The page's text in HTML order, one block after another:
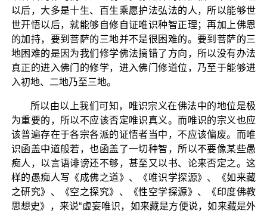
以后，大多是十生、百生乘愿护法弘法的人，所以能够世
世开悟以后，就能够自修自证唯识种智正理；再加上佛恩
的加持，要到菩萨的三地并不是很困难的。要到菩萨的三
地困难的是因为我们修学佛法搞错了方向，所以没有办法
真正的进入佛门的修学，进入佛门修道位，乃至于能够进
入初地、二地乃至三地。
所以由以上我们可知，唯识宗义在佛法中的地位是极
为重要的，所以不应该否定唯识真义。而唯识的宗义也应
该普遍存在于各宗各派的证悟者当中，不应该偏废。而唯
识函盖中道般若，也函盖了一切种智，所以不要像某些愚
痴人，以言语诽谤还不够，甚至又以书、论来否定之。这
样的愚痴人写《成佛之道》、《唯识学探源》、《如来藏
之研究》、《空之探究》、《性空学探源》、《印度佛教
思想史》，来说“虚妄唯识，如来藏是方便说，如来藏是外